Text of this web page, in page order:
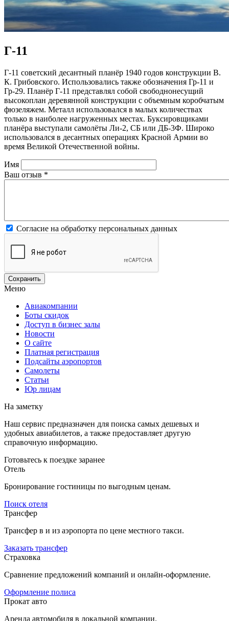
Г-11
Г-11 советский десантный планёр 1940 годов конструкции В.
К. Грибовского. Использовались также обозначения Гр-11 и
Гр-29. Планёр Г-11 представлял собой свободнонесущий
высокоплан деревянной конструкции с объемным коробчатым
фюзеляжем. Металл использовался в малых количествах
только в наиболее нагруженных местах. Буксировщиками
планёра выступали самолёты Ли-2, СБ или ДБ-3Ф. Широко
использовался в десантных операциях Красной Армии во
время Великой Отечественной войны.
Имя
Ваш отзыв *
Согласие на обработку персональных данных
Меню
Авиакомпании
Боты скидок
Доступ в бизнес залы
Новости
О сайте
Платная регистрация
Подсайты аэропортов
Самолеты
Статьи
Юр лицам
На заметку
Наш сервис предназначен для поиска самых дешевых и
удобных авиабилетов, а также предоставляет другую
справочную информацию.
Готовьтесь к поездке заранее
Отель
Бронирование гостиницы по выгодным ценам.
Поиск отеля
Трансфер
Трансфер в и из аэропорта по цене местного такси.
Заказать трансфер
Страховка
Сравнение предложений компаний и онлайн-оформление.
Оформление полиса
Прокат авто
Аренда автомобиля в локальной компании.